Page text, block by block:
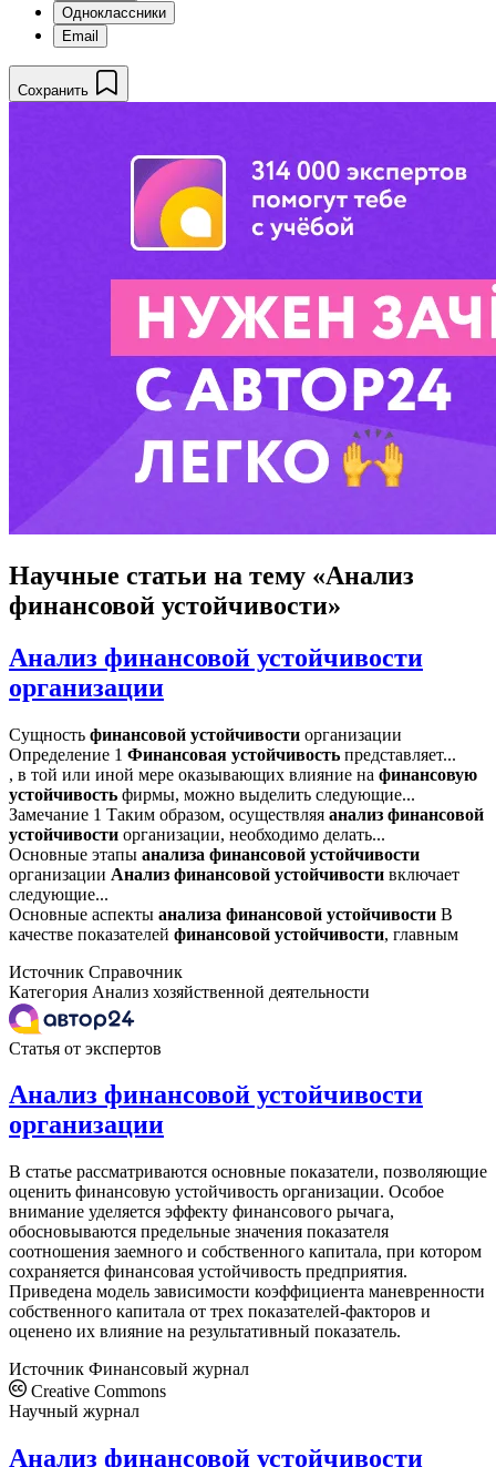
Одноклассники
Email
Сохранить
Научные статьи на тему «Анализ
финансовой устойчивости»
Анализ финансовой устойчивости
организации
Сущность финансовой устойчивости организации
Определение 1 Финансовая устойчивость представляет...
, в той или иной мере оказывающих влияние на финансовую
устойчивость фирмы, можно выделить следующие...
Замечание 1 Таким образом, осуществляя анализ финансовой
устойчивости организации, необходимо делать...
Основные этапы анализа финансовой устойчивости
организации Анализ финансовой устойчивости включает
следующие...
Основные аспекты анализа финансовой устойчивости В
качестве показателей финансовой устойчивости, главным
Источник Справочник
Категория Анализ хозяйственной деятельности
Статья от экспертов
Анализ финансовой устойчивости
организации
В статье рассматриваются основные показатели, позволяющие
оценить финансовую устойчивость организации. Особое
внимание уделяется эффекту финансового рычага,
обосновываются предельные значения показателя
соотношения заемного и собственного капитала, при котором
сохраняется финансовая устойчивость предприятия.
Приведена модель зависимости коэффициента маневренности
собственного капитала от трех показателей-факторов и
оценено их влияние на результативный показатель.
Источник Финансовый журнал
Creative Commons
Научный журнал
Анализ финансовой устойчивости